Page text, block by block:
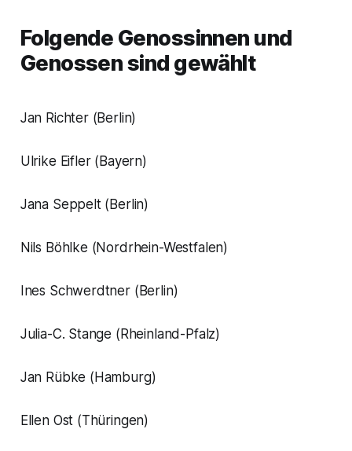
Folgende Genossinnen und
Genossen sind gewählt
Jan Richter (Berlin)
Ulrike Eifler (Bayern)
Jana Seppelt (Berlin)
Nils Böhlke (Nordrhein-Westfalen)
Ines Schwerdtner (Berlin)
Julia-C. Stange (Rheinland-Pfalz)
Jan Rübke (Hamburg)
Ellen Ost (Thüringen)